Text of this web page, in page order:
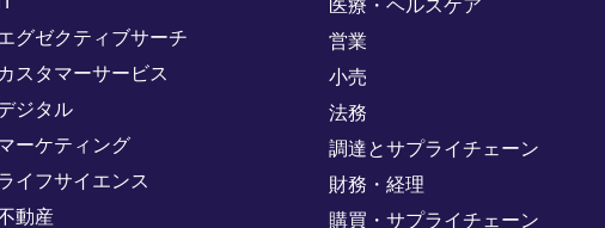
グゼクティブサーチ
カスタマーサービス
ジタル
ーケティング
イフサイエンス
動産
医療・ヘルスケア
営業
小売
法務
調達とサプライチェーン
財務・経理
購買・サプライチェーン